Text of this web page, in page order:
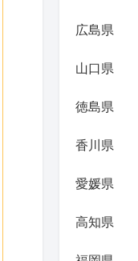
広島県
山口県
徳島県
香川県
愛媛県
高知県